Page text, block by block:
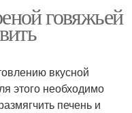
говяжьей
вкусной
этого необходимо
печень и